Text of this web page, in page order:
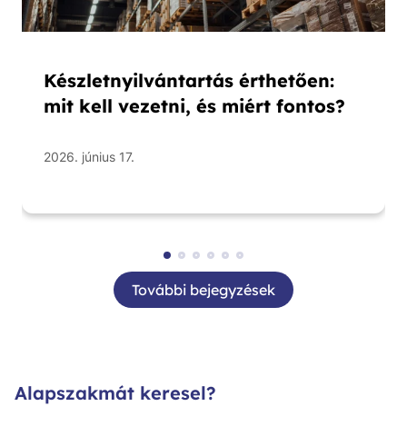
Készletnyilvántartás érthetően:
mit kell vezetni, és miért fontos?
2026. június 17.
További bejegyzések
Alapszakmát keresel?